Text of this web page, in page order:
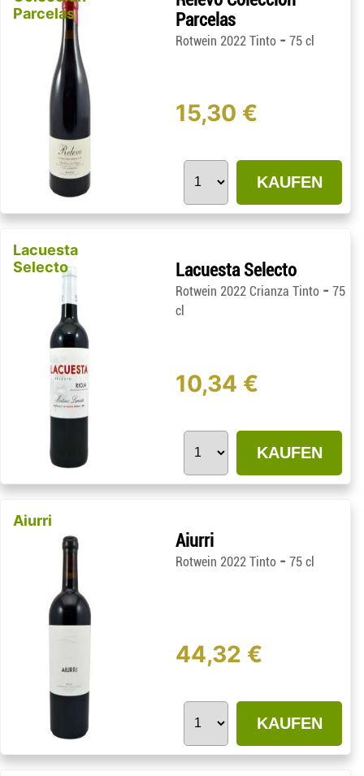
Parcelas
Parcelas
Rotwein 2022 Tinto -75 cl
15,30 €
KAUFEN
Lacuesta
Selecto
Lacuesta Selecto
Rotwein 2022 Crianza Tinto -75
cl
10,34 €
KAUFEN
Aiurri
Aiurri
Rotwein 2022 Tinto -75 cl
44,32 €
KAUFEN